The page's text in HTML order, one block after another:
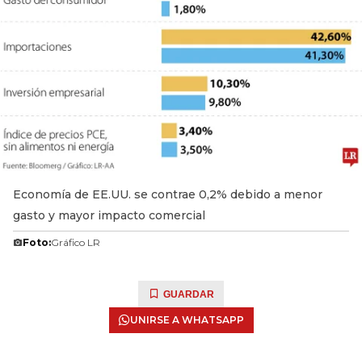
Economía de EE.UU. se contrae 0,2% debido a menor
gasto y mayor impacto comercial
Foto:Gráfico LR
GUARDAR
UNIRSE A WHATSAPP